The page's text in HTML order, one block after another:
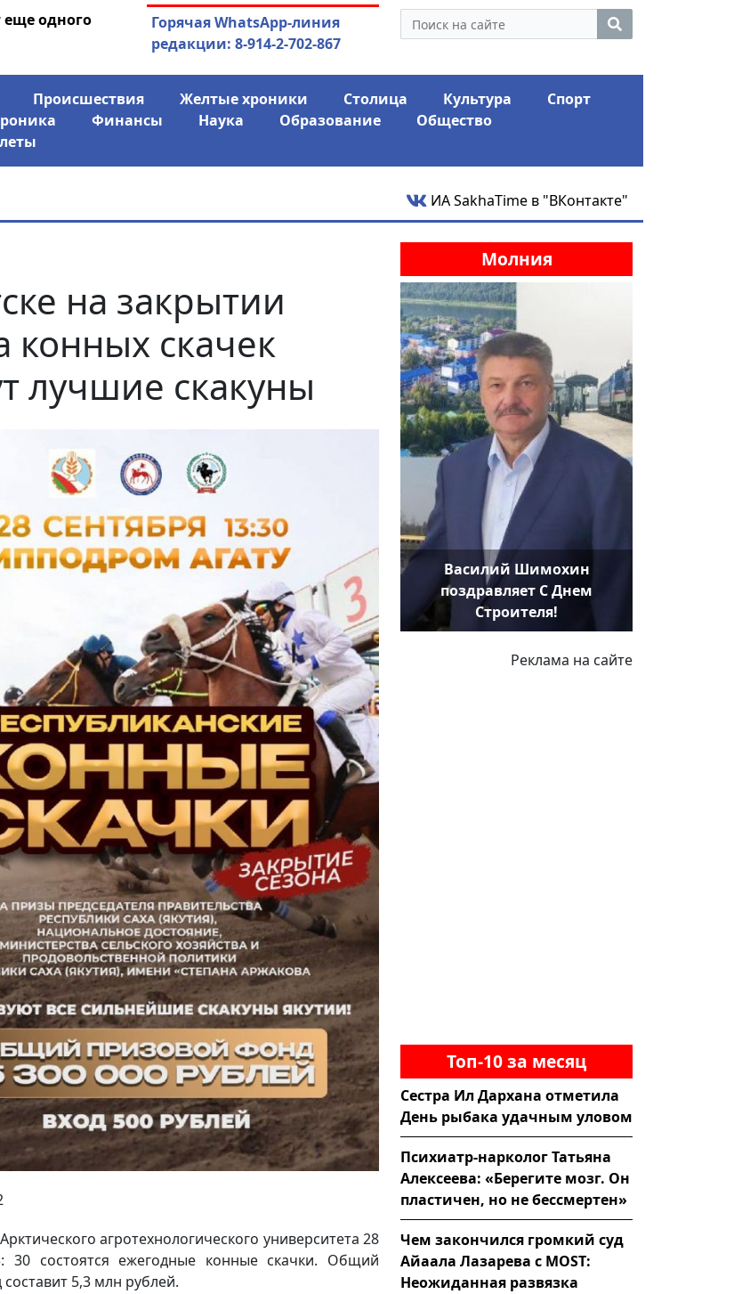
одного
04.08.2026Маринычев у Путина: смотрины или
антикризисный разбор?
05.08.2026
Горячая WhatsApp-линия
редакции: 8-914-2-702-867
Происшествия Желтые хроники Столица Культура
Спорт
Финансы Наука Образование
Общество
ИА SakhaTime в "ВКонтакте"
на закрытии
конных скачек
лучшие скакуны
агротехнологического университета 28
30 состоятся ежегодные конные скачки. Общий
5,3 млн рублей.
Молния
Василий Шимохин
поздравляет С Днем
Строителя!
Реклама на сайте
Топ-10 за месяц
Сестра Ил Дархана отметила
День рыбака удачным уловом
Психиатр-нарколог Татьяна
Алексеева: «Берегите мозг. Он
пластичен, но не бессмертен»
Чем закончился громкий суд
Айаала Лазарева с MOST:
Неожиданная развязка